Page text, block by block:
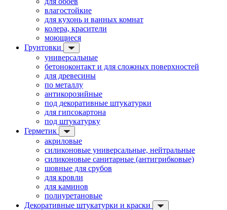
влагостойкие
для кухонь и ванных комнат
колера, красители
моющиеся
Грунтовки
универсальные
бетоноконтакт и для сложных поверхностей
для древесины
по металлу
антикорозийные
под декоративные штукатурки
для гипсокартона
под штукатурку
Герметик
акриловые
силиконовые универсальные, нейтральные
силиконовые санитарные (антигрибковые)
шовные для срубов
для кровли
для каминов
полиуретановые
Декоративные штукатурки и краски